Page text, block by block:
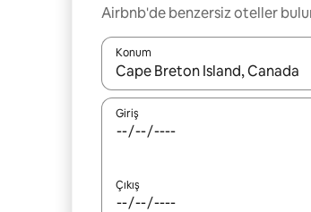
Airbnb'de benzersiz oteller
Konum
Sonuçlar kullanılabilir olduğunda
Giriş
Çıkış